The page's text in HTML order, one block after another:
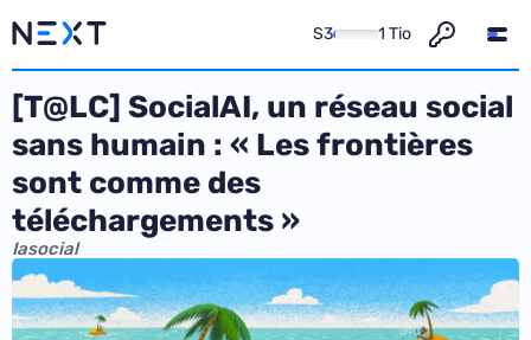
S3 1 Tio
[T@LC] SocialAI, un réseau social
sans humain : « Les frontières
sont comme des
téléchargements »
Iasocial